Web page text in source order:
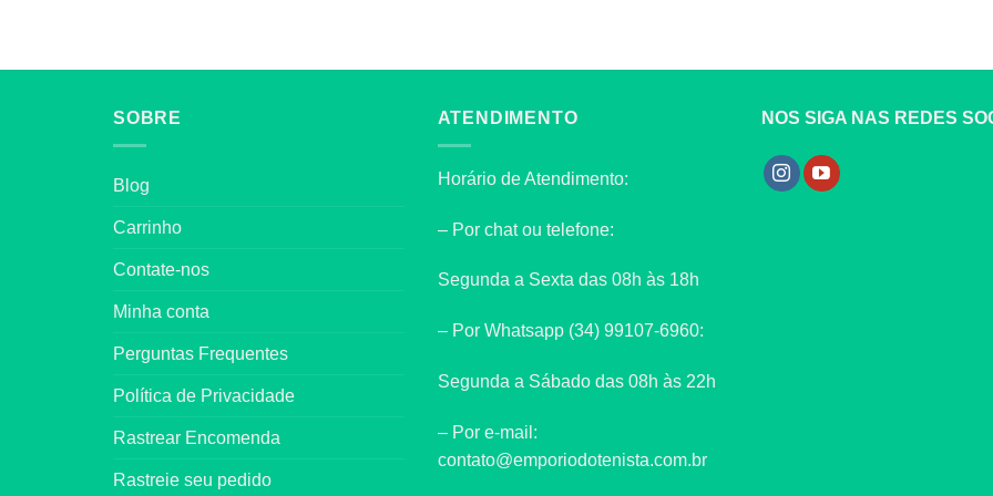
SOBRE
Blog
Carrinho
Contate-nos
Minha conta
Perguntas Frequentes
Política de Privacidade
Rastrear Encomenda
Rastreie seu pedido
ATENDIMENTO
Horário de Atendimento:
– Por chat ou telefone:
Segunda a Sexta das 08h às 18h
– Por Whatsapp (34) 99107-6960:
Segunda a Sábado das 08h às 22h
– Por e-mail:
contato@emporiodotenista.com.br
NOS SIGA NAS REDES